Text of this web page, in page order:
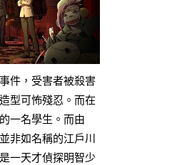
件，受害者被殺害
型可怖殘忍。而在
一名學生。而由
非如名稱的江戶川
一天才偵探明智少